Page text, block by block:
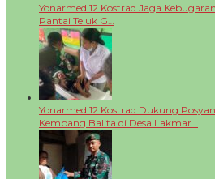
Yonarmed 12 Kostrad Jaga
Pantai Teluk G…
Yonarmed 12 Kostrad Dukung
Kembang Balita di Desa Lakmar…